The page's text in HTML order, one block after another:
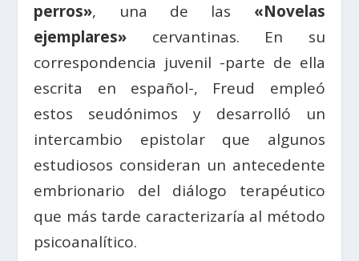
perros», una de las «Novelas
ejemplares» cervantinas. En su
correspondencia juvenil -parte de ella
escrita en español-, Freud empleó
estos seudónimos y desarrolló un
intercambio epistolar que algunos
estudiosos consideran un antecedente
embrionario del diálogo terapéutico
que más tarde caracterizaría al método
psicoanalítico.